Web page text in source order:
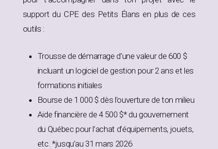
support du CPE des Petits Élans en plus de ces
outils :
Trousse de démarrage d’une valeur de 600 $
incluant un logiciel de gestion pour 2 ans et les
formations initiales
Bourse de 1 000 $ dès l’ouverture de ton milieu
Aide financière de 4 500 $* du gouvernement
du Québec pour l’achat d’équipements, jouets,
etc. *jusqu’au 31 mars 2026